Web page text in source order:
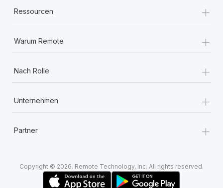
Ressourcen +
Warum Remote +
Nach Rolle +
Unternehmen +
Partner +
Copyright © 2026. Remote Technology, Inc. All rights reserved.